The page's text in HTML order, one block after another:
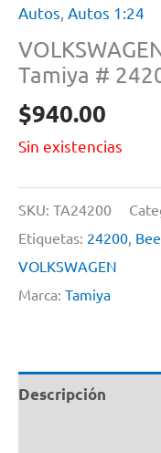
Autos, Autos 1:24
Tamiya #
$940.00
Sin existencias
SKU: TA24200
Etiquetas: 24200
VOLKSWAGEN
Marca: Tamiya
Descripción